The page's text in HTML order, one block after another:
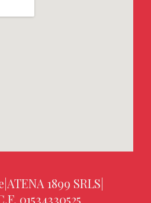
ATENA 1899 SRLS
01534330525